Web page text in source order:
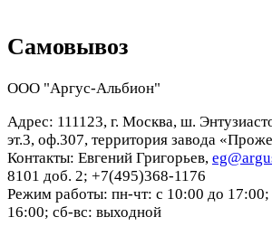
Самовывоз
ООО "Аргус-Альбион"
Адрес: 111123, г. Москва, ш.
эт.3, оф.307, территория завода
Контакты: Евгений Григорьев,
8101 доб. 2; +7(495)368-1176
Режим работы: пн-чт: с 10:00 до 17:00;
16:00; сб-вс: выходной